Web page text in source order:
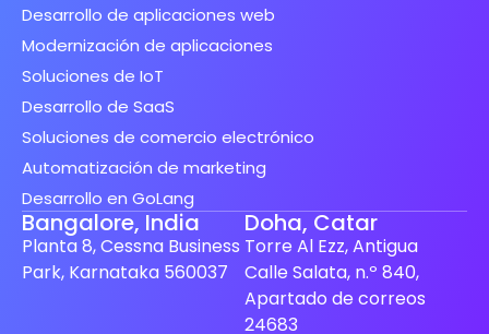
Desarrollo de aplicaciones web
Modernización de aplicaciones
Soluciones de IoT
Desarrollo de SaaS
Soluciones de comercio electrónico
Automatización de marketing
Desarrollo en GoLang
Bangalore, India
Planta 8, Cessna Business
Park, Karnataka 560037
Doha, Catar
Torre Al Ezz, Antigua
Calle Salata, n.º 840,
Apartado de correos
24683